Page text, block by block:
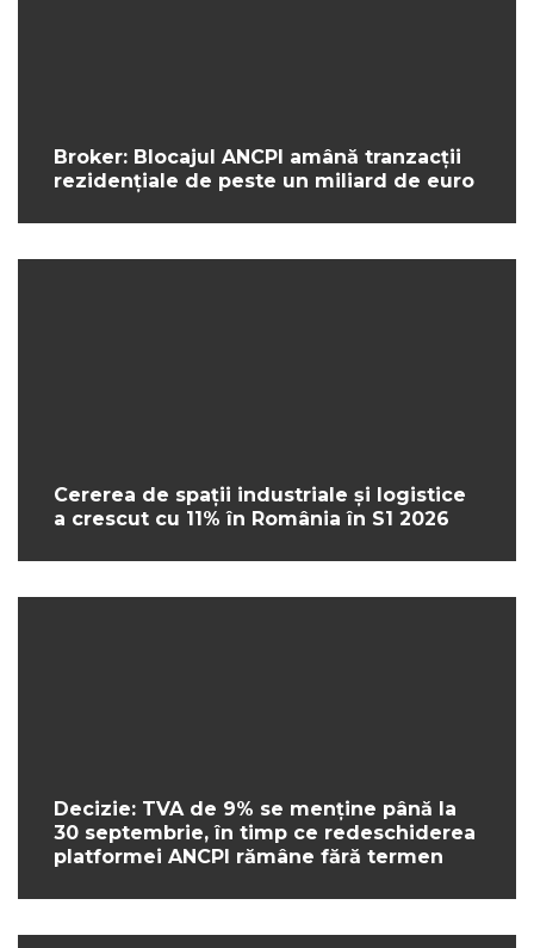
Broker: Blocajul ANCPI amână tranzacții
rezidențiale de peste un miliard de euro
Cererea de spații industriale și logistice
a crescut cu 11% în România în S1 2026
Decizie: TVA de 9% se menține până la
30 septembrie, în timp ce redeschiderea
platformei ANCPI rămâne fără termen